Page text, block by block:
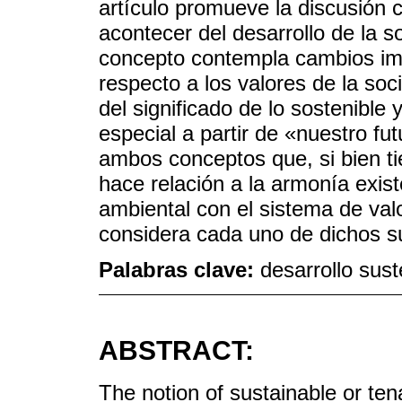
artículo promueve la discusión
acontecer del desarrollo de la
concepto contempla cambios
respecto a los valores de la
del significado de lo sostenible
especial a partir de «nuestro
ambos conceptos que, si bien
hace relación a la armonía
ambiental con el sistema de
considera cada uno de dichos
Palabras clave: desarrollo
ABSTRACT:
The notion of sustainable or